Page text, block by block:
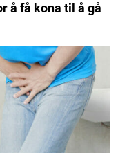
å få kona til å gå